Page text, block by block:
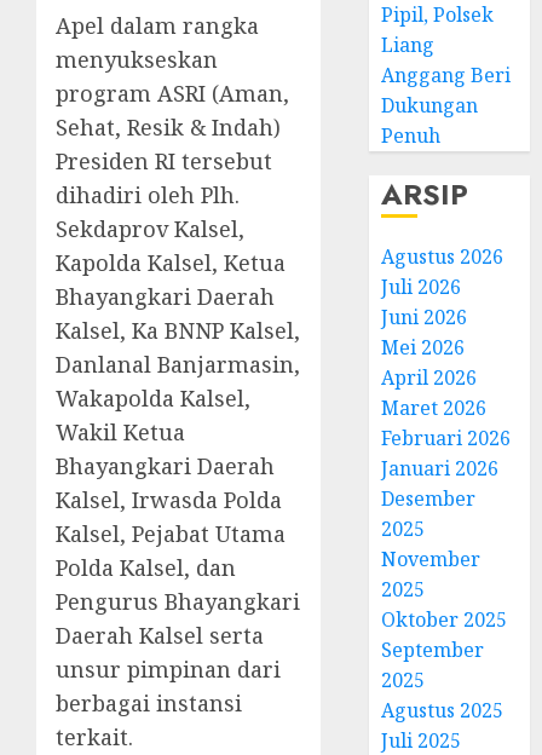
Apel dalam rangka
menyukseskan
program ASRI (Aman,
Sehat, Resik & Indah)
Presiden RI tersebut
dihadiri oleh Plh.
Sekdaprov Kalsel,
Kapolda Kalsel, Ketua
Bhayangkari Daerah
Kalsel, Ka BNNP Kalsel,
Danlanal Banjarmasin,
Wakapolda Kalsel,
Wakil Ketua
Bhayangkari Daerah
Kalsel, Irwasda Polda
Kalsel, Pejabat Utama
Polda Kalsel, dan
Pengurus Bhayangkari
Daerah Kalsel serta
unsur pimpinan dari
berbagai instansi
terkait.
Pipil, Polsek
Liang
Anggang Beri
Dukungan
Penuh
ARSIP
Agustus 2026
Juli 2026
Juni 2026
Mei 2026
April 2026
Maret 2026
Februari 2026
Januari 2026
Desember
2025
November
2025
Oktober 2025
September
2025
Agustus 2025
Juli 2025